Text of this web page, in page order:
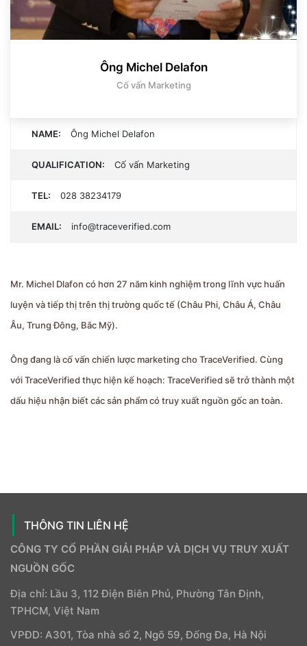
Ông Michel Delafon
Cố vấn Marketing
NAME: Ông Michel Delafon
QUALIFICATION: Cố vấn Marketing
TEL: 028 38234179
EMAIL: info@traceverified.com
Mr. Michel Dlafon có hơn 27 năm kinh nghiệm trong lĩnh vực huấn
luyện và tiếp thị trên thị trường quốc tế (Châu Phi, Châu Á, Châu
Âu, Trung Đông, Bắc Mỹ).
Ông đang là cố vấn chiến lược marketing cho TraceVerified. Cùng
với TraceVerified thực hiện kế hoạch: TraceVerified sẽ trở thành một
dấu hiệu nhận biết các sản phẩm có truy xuất nguồn gốc an toàn.
THÔNG TIN LIÊN HỆ
CÔNG TY CỔ PHẦN GIẢI PHÁP VÀ DỊCH VỤ TRUY XUẤT
NGUỒN GỐC
Địa chỉ: Lầu 3, 112 Điện Biên Phủ, Phường Tân Định,
TPHCM, Việt Nam
VPĐD: A301, Tòa nhà số 2, Ngõ 59, Đống Đa, Hà Nội